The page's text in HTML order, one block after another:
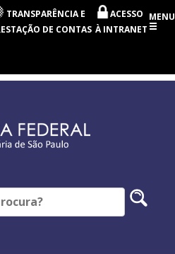
TRANSPARÊNCIA E
DE CONTAS
ACESSO
À INTRANET
MENU